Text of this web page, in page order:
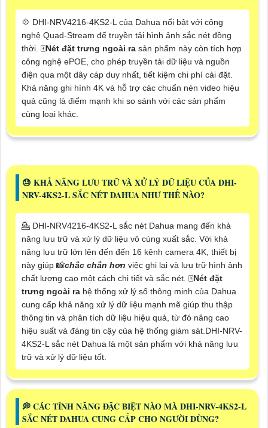
💠 DHI-NRV4216-4KS2-L của Dahua nổi bật với công
nghệ Quad-Stream để truyền tải hình ảnh sắc nét đồng
thời. 🀄Nét đặt trưng ngoài ra sản phẩm này còn tích hợp
công nghệ ePOE, cho phép truyền tải dữ liệu và nguồn
điện qua một dây cáp duy nhất, tiết kiệm chi phí cài đặt.
Khả năng ghi hình 4K và hỗ trợ các chuẩn nén video hiệu
quả cũng là điểm mạnh khi so sánh với các sản phẩm
cùng loại khác.
😓 KHẢ NĂNG LƯU TRỮ VÀ XỬ LÝ DỮ LIỆU CỦA DHI-
NRV-4KS2-L SẮC NÉT DAHUA NHƯ THẾ NÀO?
💁 DHI-NRV4216-4KS2-L sắc nét Dahua mang đến khả
năng lưu trữ và xử lý dữ liệu vô cùng xuất sắc. Với khả
năng lưu trữ lớn lên đến đến 16 kênh camera 4K, thiết bị
này giúp 📸chắc chắn hơn việc ghi lại và lưu trữ hình ảnh
chất lượng cao một cách chi tiết và sắc nét. 🀄Nét đặt
trưng ngoài ra hệ thống xử lý số thông minh của Dahua
cung cấp khả năng xử lý dữ liệu mạnh mẽ giúp thu thập
thông tin và phân tích dữ liệu hiệu quả, từ đó nâng cao
hiệu suất và đáng tin cậy của hệ thống giám sát.DHI-NRV-
4KS2-L sắc nét Dahua là một sản phẩm với khả năng lưu
trữ và xử lý dữ liệu tốt.
️💭 CÁC TÍNH NĂNG ĐẶC BIỆT NÀO MÀ DHI-NRV-4KS2-L
SẮC NÉT DAHUA CUNG CẤP CHO NGƯỜI DÙNG?